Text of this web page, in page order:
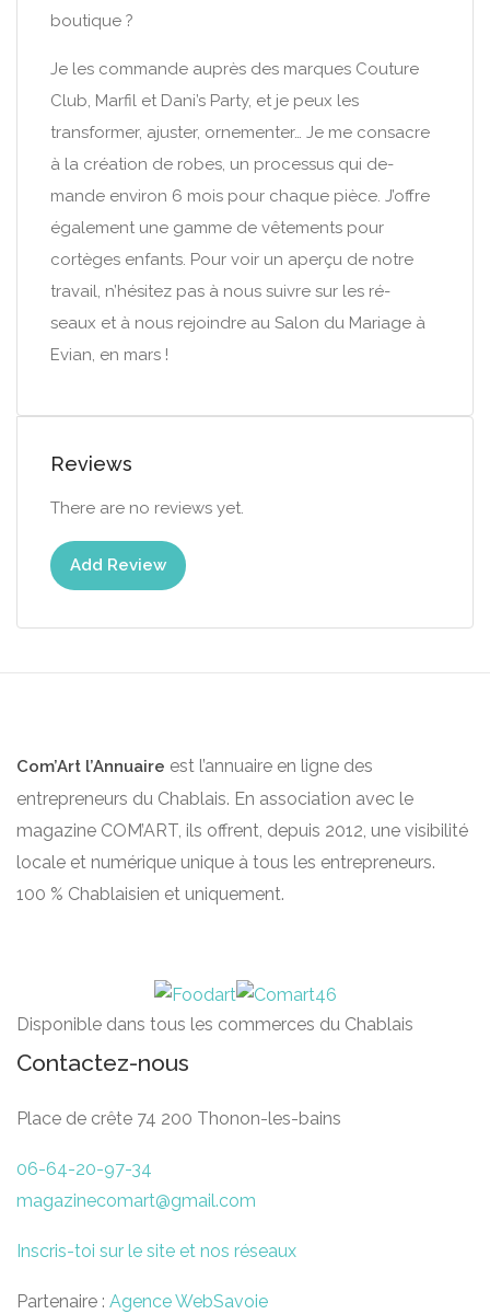
boutique ?
Je les commande auprès des marques Couture
Club, Marfil et Dani’s Party, et je peux les
transformer, ajuster, ornementer… Je me consacre
à la création de robes, un processus qui de-
mande environ 6 mois pour chaque pièce. J’offre
également une gamme de vêtements pour
cortèges enfants. Pour voir un aperçu de notre
travail, n’hésitez pas à nous suivre sur les ré-
seaux et à nous rejoindre au Salon du Mariage à
Evian, en mars !
Reviews
There are no reviews yet.
Add Review
Com’Art l’Annuaire est l’annuaire en ligne des
entrepreneurs du Chablais. En association avec le
magazine COM’ART, ils offrent, depuis 2012, une visibilité
locale et numérique unique à tous les entrepreneurs.
100 % Chablaisien et uniquement.
Disponible dans tous les commerces du Chablais
Contactez-nous
Place de crête 74 200 Thonon-les-bains
06-64-20-97-34
magazinecomart@gmail.com
Inscris-toi sur le site et nos réseaux
Partenaire : Agence WebSavoie